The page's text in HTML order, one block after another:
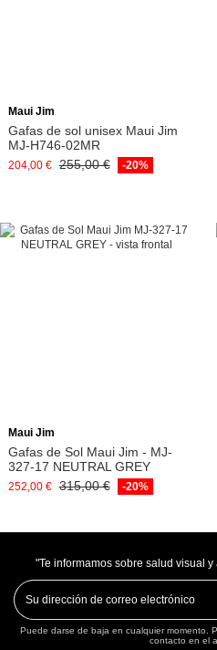
Maui Jim
Gafas de sol unisex Maui Jim
MJ-H746-02MR
204,00 € 255,00 € -20%
Maui Jim
Gafas de Sol Maui Jim - MJ-
327-17 NEUTRAL GREY
252,00 € 315,00 € -20%
"Te informamos sobre salud visual
Puede darse de baja en cualquier momento.
contacto en el